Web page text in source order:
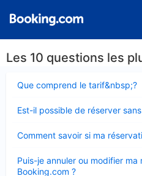
Les 10 questions les
Que comprend le tarif&nbsp;?
fermé
Est-il possible de réserver
fermé
Comment savoir si ma
fermé
Puis-je annuler ou modifier
Booking.com ?
fermé